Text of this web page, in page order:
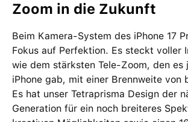
Zoom in die Zukunft
Beim Kamera-System des iPhone 17
Fokus auf Perfektion. Es steckt voller
wie dem stärksten Tele-Zoom, den es
iPhone gab, mit einer Brennweite von
Es hat unser Tetraprisma Design der
Generation für ein noch breiteres